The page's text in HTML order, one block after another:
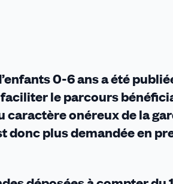
0-6 ans a été
le parcours
caractère onéreux de la
donc plus demandée en